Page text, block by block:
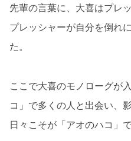
先輩の言葉に、大喜はプレ
プレッシャーが自分を倒れ
た。
ここで大喜のモノローグが
コ」で多くの人と出会い、
日々こそが「アオのハコ」